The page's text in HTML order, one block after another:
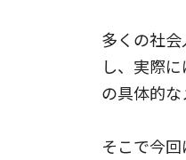
多くの社
し、実際
の具体的な
そこで今